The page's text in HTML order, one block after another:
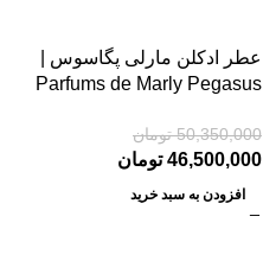
عطر ادکلن مارلی پگاسوس |
Parfums de Marly Pegasus
50,350,000 تومان
46,500,000 تومان
افزودن به سبد خرید